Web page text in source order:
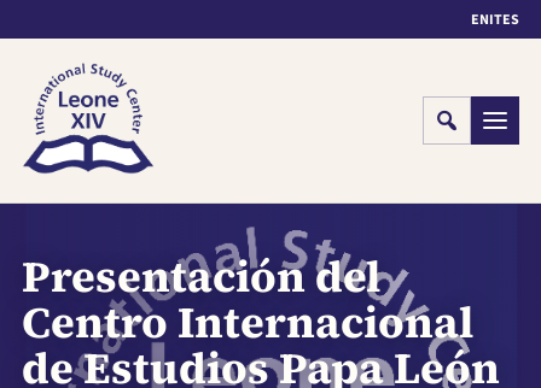
ENITES
Cerca Menu
Presentación del
Centro Internacional
de Estudios Papa León